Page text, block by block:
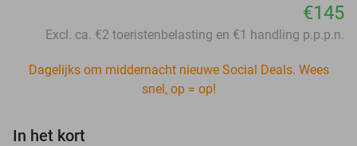
€145
Excl. ca. €2 toeristenbelasting en €1 handling p.p.p.n.
Dagelijks om middernacht nieuwe Social Deals. Wees
snel, op = op!
In het kort